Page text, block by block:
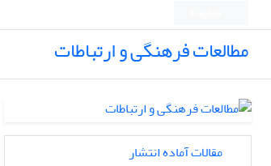
مطالعات فرهنگی و ارتباطات
مقالات آماده انتشار